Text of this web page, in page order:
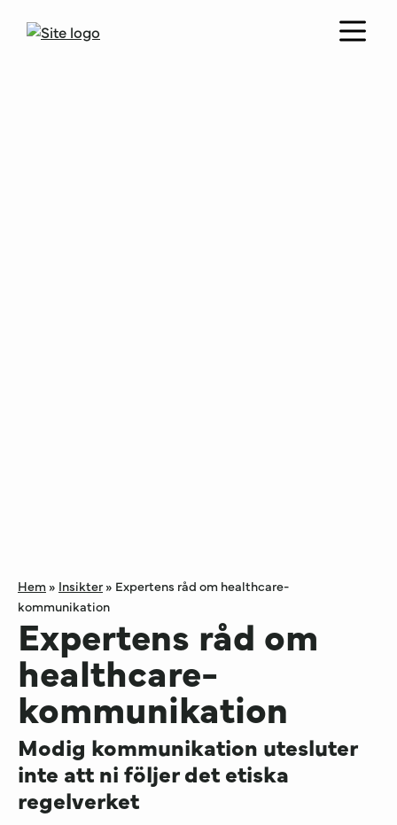
Hem » Insikter » Expertens råd om healthcare-
kommunikation
Expertens råd om
healthcare-
kommunikation
Modig kommunikation utesluter
inte att ni följer det etiska
regelverket